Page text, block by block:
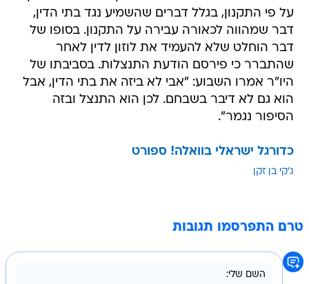
על פי התקנון, בגלל דברים שהשמיע נגד בתי הדין,
דבר שמהווה לכאורה עבירה על התקנון. בסופו של
דבר הוחלט שלא להעמיד את לוזון לדין לאחר
שהתברר כי פירסם הודעת התנצלות. בסביבתו של
היו"ר אמרו השבוע: "אבי לא ביזה את בתי הדין, אבל
הוא גם לא דיבר בשבחם. לכן הוא התנצל ובזה
הסיפור נגמר".
כדורגל ישראלי בוואלה! ספורט
ג'קי בן זקן
טרם התפרסמו תגובות